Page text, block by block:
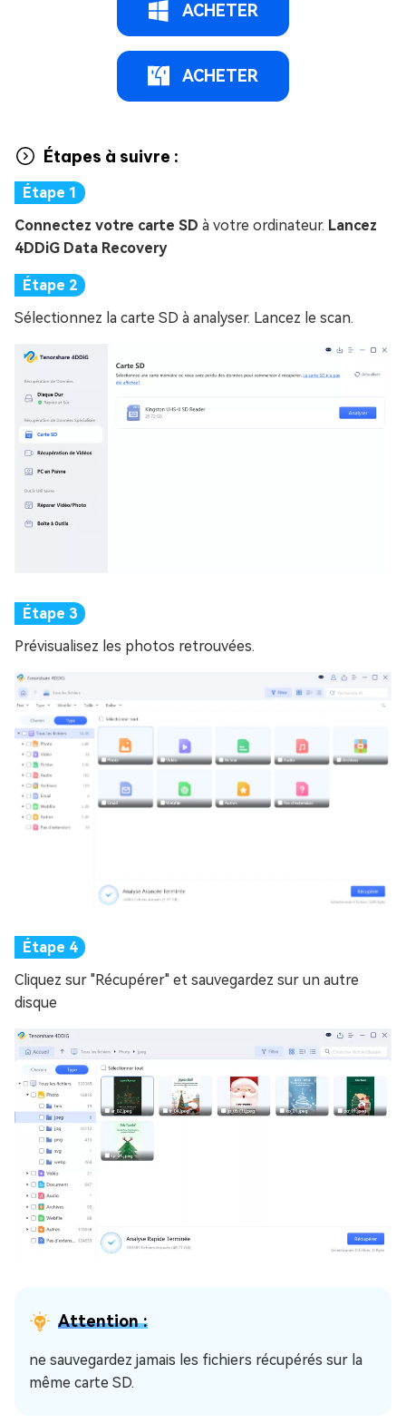
ACHETER
ACHETER
Étapes à suivre :
Connectez votre carte SD à votre ordinateur. Lancez
4DDiG Data Recovery
Sélectionnez la carte SD à analyser. Lancez le scan.
Prévisualisez les photos retrouvées.
Cliquez sur "Récupérer" et sauvegardez sur un autre
disque
Attention :
ne sauvegardez jamais les fichiers récupérés sur la
même carte SD.